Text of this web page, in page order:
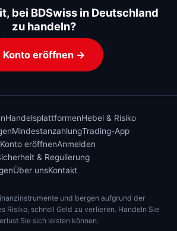
bei BDSwiss in Deutschland
zu handeln?
Konto eröffnen →
HandelsplattformenHebel & Risiko
MindestanzahlungTrading-App
Konto eröffnenAnmelden
& Regulierung
Über unsKontakt
und bergen aufgrund der
Risiko, schnell Geld zu verlieren. Handeln Sie
Sie sich leisten können.